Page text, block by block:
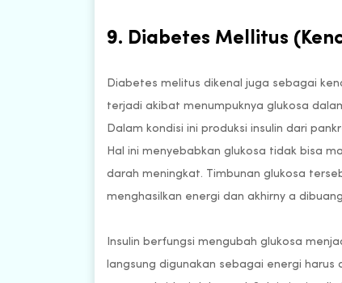
9. Diabetes Mellitus
Diabetes melitus dikenal juga sebagai
terjadi akibat menumpuknya glukosa
Dalam kondisi ini produksi insulin dari
Hal ini menyebabkan glukosa tidak bisa
darah meningkat. Timbunan glukosa
menghasilkan energi dan akhirny a
Insulin berfungsi mengubah glukosa
langsung digunakan sebagai energi